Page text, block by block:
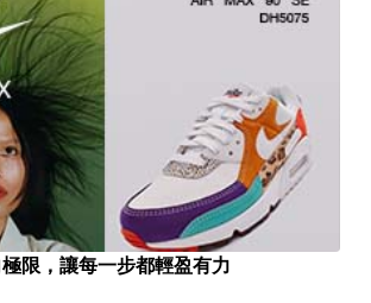
限，讓每一步都輕盈有力